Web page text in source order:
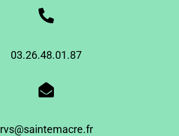
03.26.48.01.87
rvs@saintemacre.fr